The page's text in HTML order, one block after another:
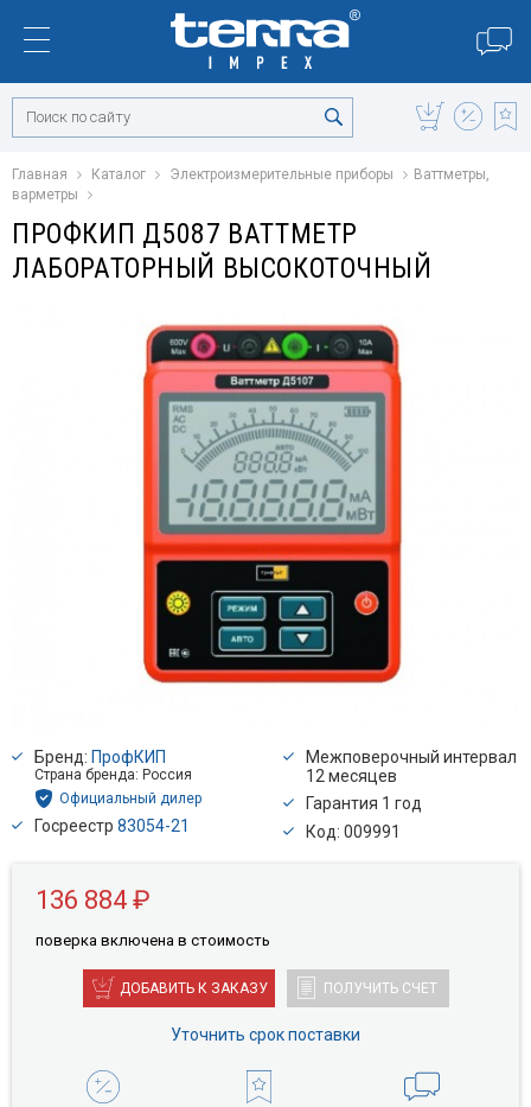
Главная Каталог Электроизмерительные приборы
Ваттметры,
варметры
ПРОФКИП Д5087 ВАТТМЕТР
ЛАБОРАТОРНЫЙ ВЫСОКОТОЧНЫЙ
Бренд: ПрофКИП
Страна бренда: Россия
Официальный дилер
Госреестр 83054-21
Межповерочный интервал
12 месяцев
Гарантия 1 год
Код: 009991
136 884 ₽
поверкa включена в стоимость
ДОБАВИТЬ К ЗАКАЗУ ПОЛУЧИТЬ СЧЕТ
Уточнить срок поставки